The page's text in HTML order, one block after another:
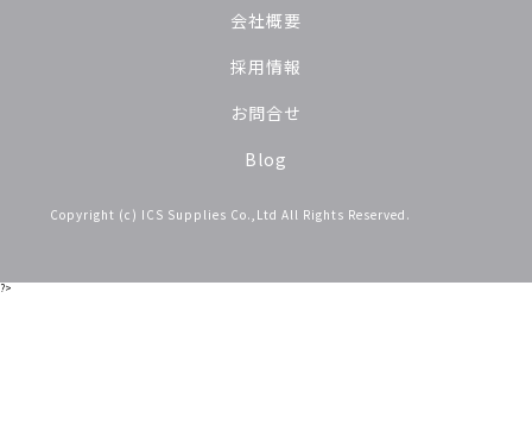
会社概要
採用情報
お問合せ
Blog
Copyright (c) ICS Supplies Co.,Ltd All Rights Reserved.
?>